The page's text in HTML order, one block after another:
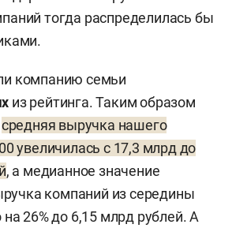
тогда распределилась бы
компанию семьи
из рейтинга. Таким образом
средняя выручка нашего
увеличилась с 17,3 млрд до
, а медианное значение
компаний из середины
26% до 6,15 млрд рублей. А